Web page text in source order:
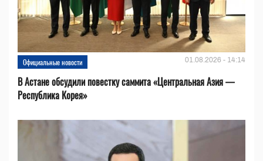
Официальные новости 01.08.2026 - 14:14
В Астане обсудили повестку саммита «Центральная Азия —
Республика Корея»